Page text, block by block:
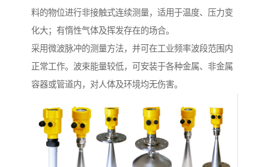
料的物位进行非接触式连续测量，适用于温度、压力变
化大；有惰性气体及挥发存在的场合。
采用微波脉冲的测量方法，并可在工业频率波段范围内
正常工作。波束能量较低，可安装于各种金属、非金属
容器或管道内，对人体及环境均无伤害。